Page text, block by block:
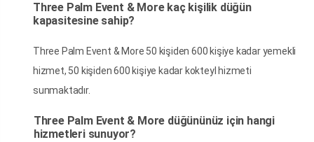
Three Palm Event & More kaç kişilik düğün
kapasitesine sahip?
Three Palm Event & More 50 kişiden 600 kişiye kadar yemekli
hizmet, 50 kişiden 600 kişiye kadar kokteyl hizmeti
sunmaktadır.
Three Palm Event & More düğününüz için hangi
hizmetleri sunuyor?